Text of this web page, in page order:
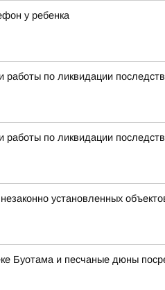
у ребенка
по ликвидации
по ликвидации
установленных
Буотама и песчаные дюны